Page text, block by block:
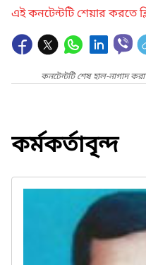
এই কনটেন্টটি শেয়ার করতে
কনটেন্টটি শেষ হাল-নাগাদ
কর্মকর্তাবৃন্দ